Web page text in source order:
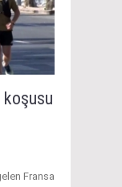
koşusu
Fransa